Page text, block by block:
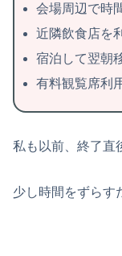
会場周辺で時
近隣飲食店を
宿泊して翌朝
有料観覧席利
私も以前、終了直
少し時間をずらす